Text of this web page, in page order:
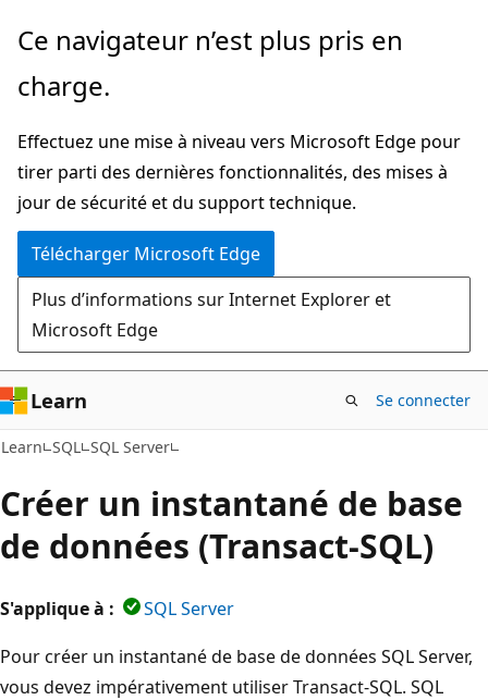
Passer
directement
au
principal
Ce navigateur n’est plus pris en
charge.
Effectuez une mise à niveau vers Microsoft Edge pour
tirer parti des dernières fonctionnalités, des mises à
jour de sécurité et du support technique.
Télécharger Microsoft Edge
Plus d’informations sur Internet Explorer et
Microsoft Edge
Learn Se connecter
Learn SQL SQL Server
Créer un instantané de base
de données (Transact-SQL)
S'applique à :
SQL Server
Pour créer un instantané de base de données SQL Server,
vous devez impérativement utiliser Transact-SQL. SQL